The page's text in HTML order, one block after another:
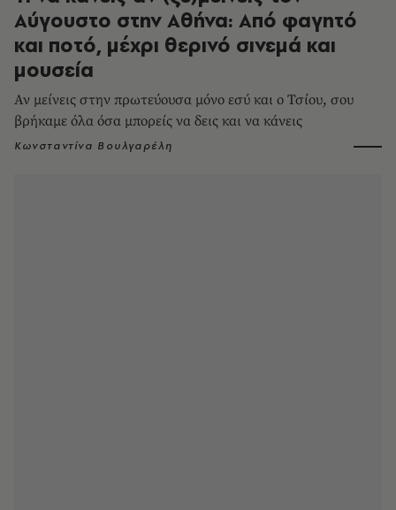
Αύγουστο στην Αθήνα: Από φαγητό
και ποτό, μέχρι θερινό σινεμά και
μουσεία
Αν μείνεις στην πρωτεύουσα μόνο εσύ και ο Τσίου, σου
βρήκαμε όλα όσα μπορείς να δεις και να κάνεις
Κωνσταντίνα Βουλγαρέλη